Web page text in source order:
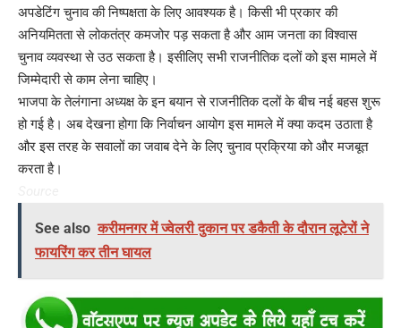
अपडेटिंग चुनाव की निष्पक्षता के लिए आवश्यक है। किसी भी प्रकार की
अनियमितता से लोकतंत्र कमजोर पड़ सकता है और आम जनता का विश्वास
चुनाव व्यवस्था से उठ सकता है। इसीलिए सभी राजनीतिक दलों को इस मामले में
जिम्मेदारी से काम लेना चाहिए।
भाजपा के तेलंगाना अध्यक्ष के इन बयान से राजनीतिक दलों के बीच नई बहस शुरू
हो गई है। अब देखना होगा कि निर्वाचन आयोग इस मामले में क्या कदम उठाता है
और इस तरह के सवालों का जवाब देने के लिए चुनाव प्रक्रिया को और मजबूत
करता है।
See also करीमनगर में ज्वेलरी दुकान पर डकैती के दौरान लूटेरों ने
फायरिंग कर तीन घायल